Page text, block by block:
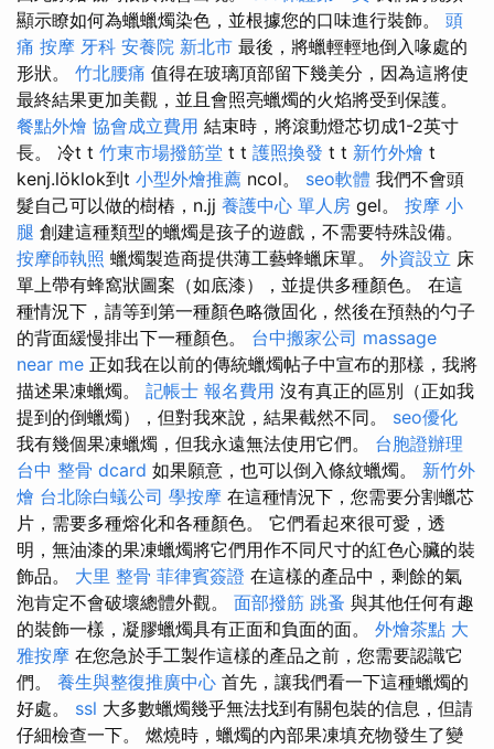
顯示瞭如何為蠟蠟燭染色，並根據您的口味進行裝飾。 頭
痛 按摩 牙科 安養院 新北市 最後，將蠟輕輕地倒入喙處的
形狀。 竹北腰痛 值得在玻璃頂部留下幾美分，因為這將使
最終結果更加美觀，並且會照亮蠟燭的火焰將受到保護。
餐點外燴 協會成立費用 結束時，將滾動燈芯切成1-2英寸
長。 冷t t 竹東市場撥筋堂 t t 護照換發 t t 新竹外燴 t
kenj.löklok到t 小型外燴推薦 ncol。 seo軟體 我們不會頭
髮自己可以做的樹樁，n.jj 養護中心 單人房 gel。 按摩 小
腿 創建這種類型的蠟燭是孩子的遊戲，不需要特殊設備。
按摩師執照 蠟燭製造商提供薄工藝蜂蠟床單。 外資設立 床
單上帶有蜂窩狀圖案（如底漆），並提供多種顏色。 在這
種情況下，請等到第一種顏色略微固化，然後在預熱的勺子
的背面緩慢排出下一種顏色。 台中搬家公司 massage
near me 正如我在以前的傳統蠟燭帖子中宣布的那樣，我將
描述果凍蠟燭。 記帳士 報名費用 沒有真正的區別（正如我
提到的倒蠟燭），但對我來說，結果截然不同。 seo優化
我有幾個果凍蠟燭，但我永遠無法使用它們。 台胞證辦理
台中 整骨 dcard 如果願意，也可以倒入條紋蠟燭。 新竹外
燴 台北除白蟻公司 學按摩 在這種情況下，您需要分割蠟芯
片，需要多種熔化和各種顏色。 它們看起來很可愛，透
明，無油漆的果凍蠟燭將它們用作不同尺寸的紅色心臟的裝
飾品。 大里 整骨 菲律賓簽證 在這樣的產品中，剩餘的氣
泡肯定不會破壞總體外觀。 面部撥筋 跳蚤 與其他任何有趣
的裝飾一樣，凝膠蠟燭具有正面和負面的面。 外燴茶點 大
雅按摩 在您急於手工製作這樣的產品之前，您需要認識它
們。 養生與整復推廣中心 首先，讓我們看一下這種蠟燭的
好處。 ssl 大多數蠟燭幾乎無法找到有關包裝的信息，但請
仔細檢查一下。 燃燒時，蠟燭的內部果凍填充物發生了變